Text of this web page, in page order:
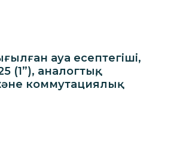
ауа есептегіші,
(1”), аналогтық,
коммутациялық